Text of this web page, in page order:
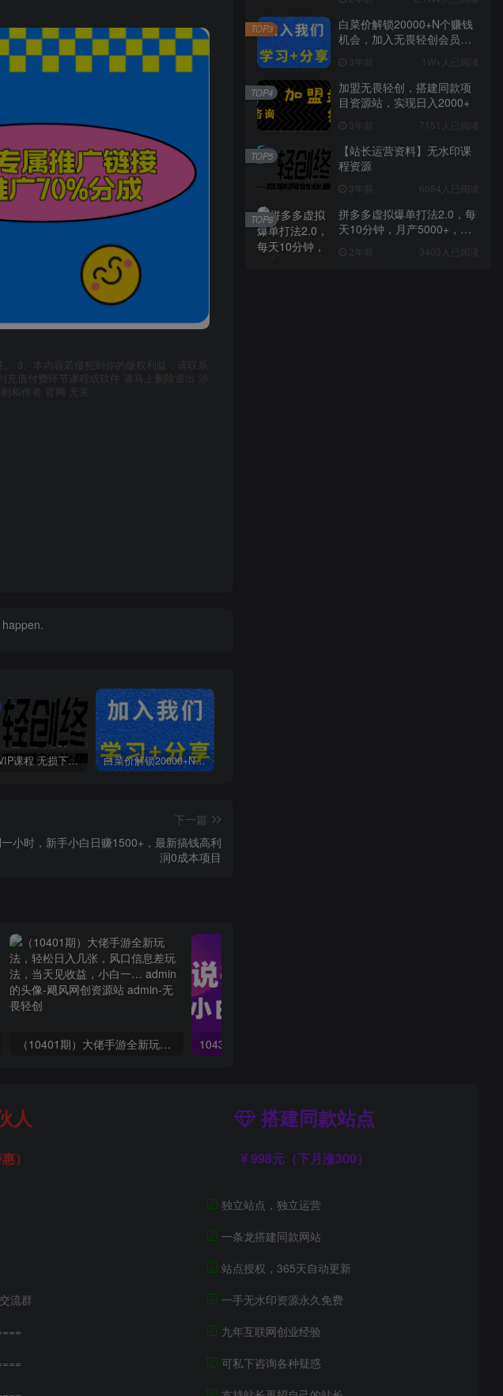
3、本内容若侵犯到你的版权利益，请联系
充值付费环节课程或软件 请马上删除退出 涉
和作者 官网 无关
全网VIP课程 无损下载~ 白菜价解锁20000+N个赚钱机会，加入无畏轻创会员，全站资源免费学习。
下一篇
小时，新手小白日赚1500+，最新搞钱高利
润0成本项目
（10401期）大佬手游全新玩法，轻松日入几张，风口信息差玩法，当天见收益，小白一… admin的头像-飓风网创资源站 admin
白菜价解锁20000+N个赚钱
机会，加入无畏轻创会员，
3年前 1W+人已阅读
TOP3
加盟无畏轻创，搭建同款项
目资源站，实现日入2000+
3年前 7151人已阅读
TOP4
【站长运营资料】无水印课
程资源
3年前 6684人已阅读
TOP5
拼多多虚拟爆单打法2.0，每
天10分钟，月产5000+，从0
2年前 3403人已阅读
TOP6
人
）
流群
搭建同款站点
998元（下月涨300）
☑ 独立站点，独立运营
☑ 一条龙搭建同款网站
☑ 站点授权，365天自动更新
☑ 一手无水印资源永久免费
☑ 九年互联网创业经验
☑ 可私下咨询各种疑惑